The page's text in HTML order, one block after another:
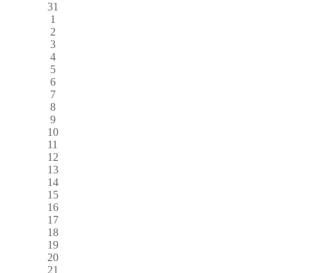
31
1
2
3
4
5
6
7
8
9
10
11
12
13
14
15
16
17
18
19
20
21